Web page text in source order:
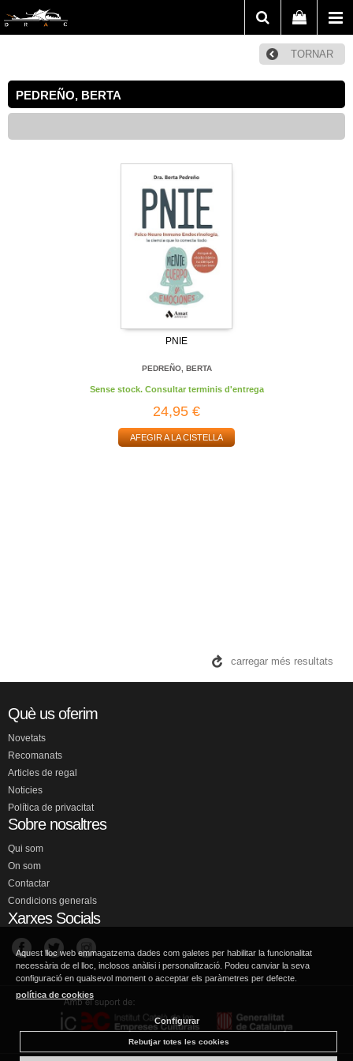
TORNAR
PEDREÑO, BERTA
PNIE
PEDREÑO, BERTA
Sense stock. Consultar terminis d'entrega
24,95 €
AFEGIR A LA CISTELLA
carregar més resultats
Què us oferim
Novetats
Recomanats
Articles de regal
Noticies
Política de privacitat
Sobre nosaltres
Qui som
On som
Contactar
Condicions generals
Xarxes Socials
Aquest lloc web emmagatzema dades com galetes per habilitar la funcionalitat
necessària de el lloc, inclosos anàlisi i personalització. Podeu canviar la seva
configuració en qualsevol moment o acceptar els paràmetres per defecte.
política de cookies
Configurar
Rebutjar totes les cookies